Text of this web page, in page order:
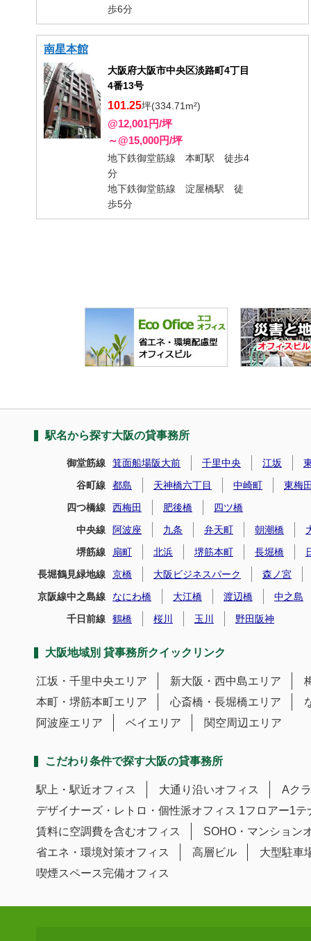
歩6分
南星本館
大阪府大阪市中央区淡路町4丁目
4番13号
101.25坪(334.71m²)
@12,001円/坪
～@15,000円/坪
地下鉄御堂筋線 本町駅 徒歩4
分
地下鉄御堂筋線 淀屋橋駅 徒
歩5分
駅名から探す大阪の貸事務所
御堂筋線 箕面船場阪大前 千里中央 江坂
谷町線
都島 天神橋六丁目 中崎町
東梅
四つ橋線
西梅田 肥後橋
四ツ橋
中央線
阿波座 九条 弁天町 朝潮橋
堺筋線
扇町 北浜 堺筋本町 長堀橋
長堀鶴見緑地線
京橋 大阪ビジネスパーク
森ノ宮
京阪線中之島線
なにわ橋 大江橋 渡辺橋
中之島
千日前線
鶴橋 桜川 玉川 野田阪神
大阪地域別 貸事務所クイックリンク
江坂・千里中央エリア 新大阪・西中島エリア
本町・堺筋本町エリア
心斎橋・長堀橋エリア
阿波座エリア
ベイエリア 関空周辺エリア
こだわり条件で探す大阪の貸事務所
駅上・駅近オフィス 大通り沿いオフィス
Aク
デザイナーズ・レトロ・個性派オフィス 1フロアー1テ
賃料に空調費を含むオフィス
SOHO・マンション
省エネ・環境対策オフィス
高層ビル
大型駐車
喫煙スペース完備オフィス